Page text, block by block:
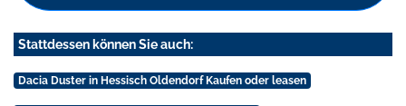
Stattdessen können Sie auch:
Dacia Duster in Hessisch Oldendorf Kaufen oder leasen